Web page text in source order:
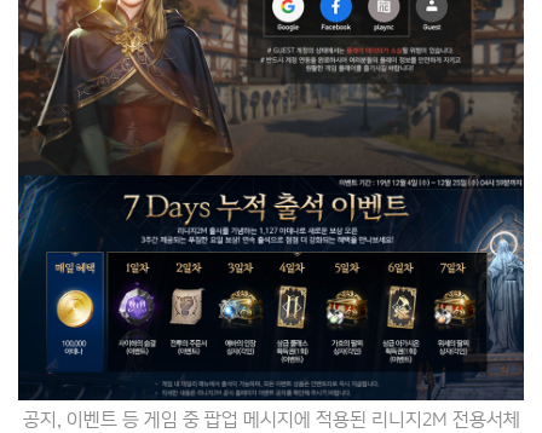
공지, 이벤트 등 게임 중 팝업 메시지에 적용된 리니지2M 전용서체